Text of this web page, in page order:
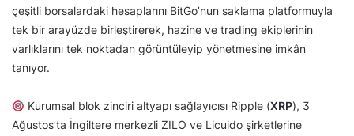
çeşitli borsalardaki hesaplarını BitGo’nun saklama platformuyla
tek bir arayüzde birleştirerek, hazine ve trading ekiplerinin
varlıklarını tek noktadan görüntüleyip yönetmesine imkân
tanıyor.
Kurumsal blok zinciri altyapı sağlayıcısı Ripple (XRP), 3
Ağustos’ta İngiltere merkezli ZILO ve Licuido şirketlerine